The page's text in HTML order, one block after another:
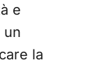
e
un
la